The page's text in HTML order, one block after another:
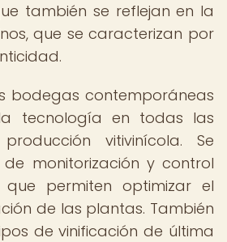
también se reflejan en la
que se caracterizan por
bodegas contemporáneas
tecnología en todas las
vitivinícola. Se
de monitorización y control
permiten optimizar el
de las plantas. También
de vinificación de última